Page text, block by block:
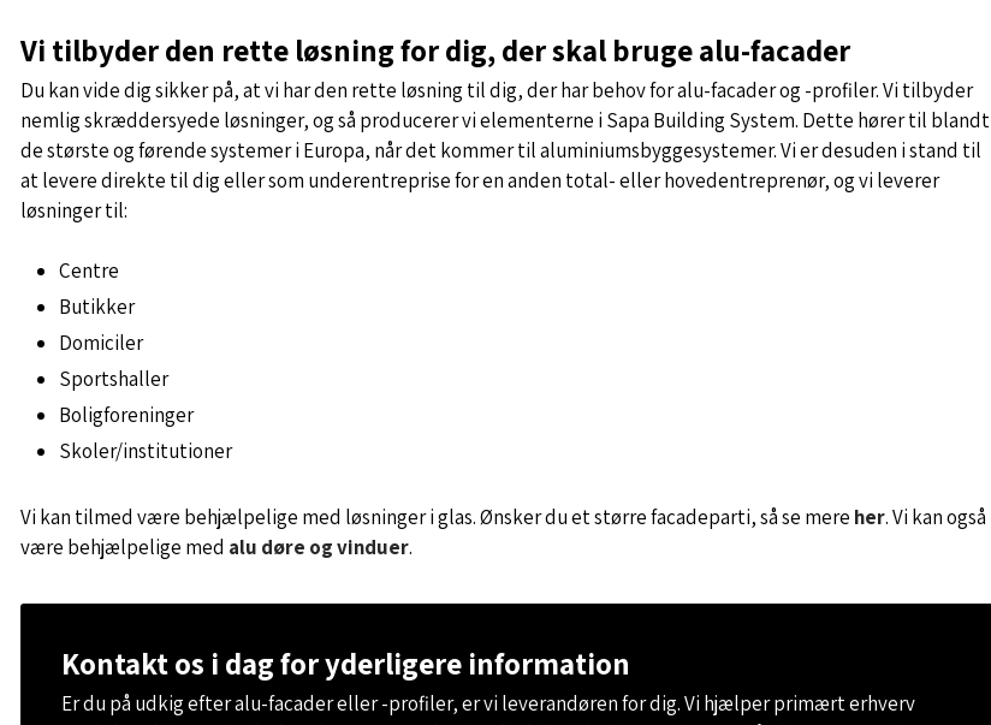
Vi tilbyder den rette løsning for dig, der skal bruge alu-facader
Du kan vide dig sikker på, at vi har den rette løsning til dig, der har behov for alu-facader og -profiler. Vi tilbyder
nemlig skræddersyede løsninger, og så producerer vi elementerne i Sapa Building System. Dette hører til blandt
de største og førende systemer i Europa, når det kommer til aluminiumsbyggesystemer. Vi er desuden i stand til
at levere direkte til dig eller som underentreprise for en anden total- eller hovedentreprenør, og vi leverer
løsninger til:
​Centre
​Butikker
​Domiciler
​Sportshaller
​Boligforeninger
​Skoler/institutioner
Vi kan tilmed være behjælpelige med løsninger i glas.​ Ønsker du et større facadeparti, så se mere her. Vi kan også
være behjælpelige med alu døre og vinduer.
Kontakt os i dag for yderligere information
Er du på udkig efter alu-facader eller -profiler, er vi leverandøren for dig. Vi hjælper primært erhverv